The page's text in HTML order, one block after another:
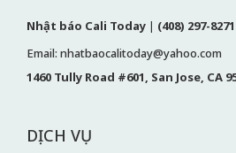
Nhật báo Cali Today | (408) 297-8271
Email: nhatbaocalitoday@yahoo.com
1460 Tully Road #601, San Jose, CA
DỊCH VỤ